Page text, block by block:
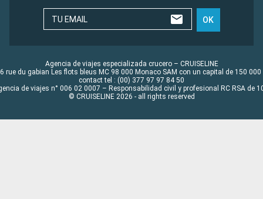
TU EMAIL OK
Agencia de viajes especializada crucero – CRUISELINE
rue du gabian Les flots bleus MC 98 000 Monaco SAM con un capital de 150 000
contact tel : (00) 377 97 97 84 50
de viajes n° 006 02 0007 – Responsabilidad civil y profesional RC RSA de
© CRUISELINE 2026 - all rights reserved